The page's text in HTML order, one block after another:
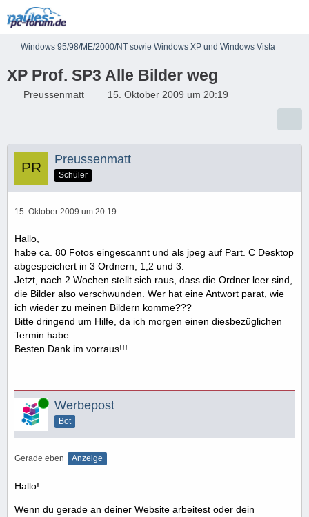
Windows 95/98/ME/2000/NT sowie Windows XP und Windows Vista
XP Prof. SP3 Alle Bilder weg
Preussenmatt 15. Oktober 2009 um 20:19
Preussenmatt
Schüler
15. Oktober 2009 um 20:19
Hallo,
habe ca. 80 Fotos eingescannt und als jpeg auf Part. C Desktop
abgespeichert in 3 Ordnern, 1,2 und 3.
Jetzt, nach 2 Wochen stellt sich raus, dass die Ordner leer sind,
die Bilder also verschwunden. Wer hat eine Antwort parat, wie
ich wieder zu meinen Bildern komme???
Bitte dringend um Hilfe, da ich morgen einen diesbezüglichen
Termin habe.
Besten Dank im vorraus!!!
Online Werbepost
Bot
Gerade eben Anzeige
Hallo!
Wenn du gerade an deiner Website arbeitest oder dein